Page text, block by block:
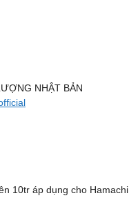
NHẬT BẢN
10tr áp dụng cho Hamachi